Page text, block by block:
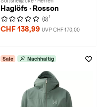
Haglöfs · Rosson
(0) 1
CHF 138,99 UVP CHF 170,00
Sale Nachhaltig